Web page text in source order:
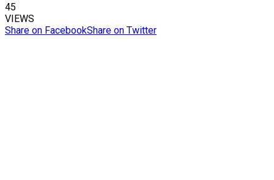
45
VIEWS
Share on FacebookShare on Twitter